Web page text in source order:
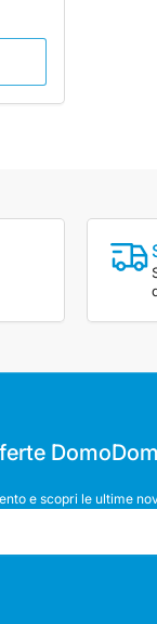
e scopri le ultime